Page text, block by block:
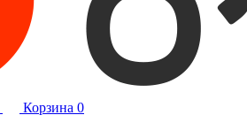
Корзина 0